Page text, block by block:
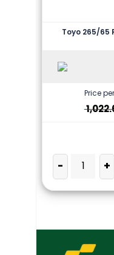
Toyo 265/65
Price
- +